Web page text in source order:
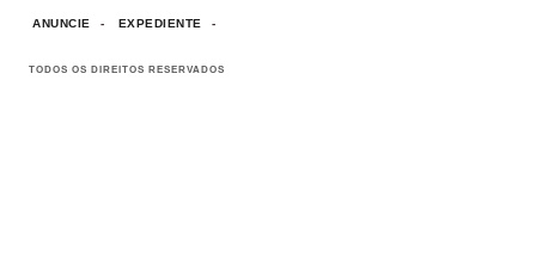
ANUNCIE EXPEDIENTE
TODOS OS DIREITOS RESERVADOS